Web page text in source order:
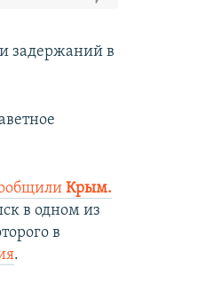
задержаний в
Крым.
в одном из
в
.